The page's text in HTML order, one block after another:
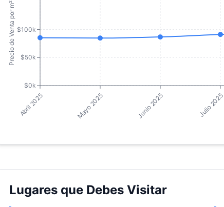
Abril 2025 Mayo 2025 Junio 2025 Julio 2025
$0k
$50k
$100k
Precio de Venta por m²
Lugares que Debes Visitar